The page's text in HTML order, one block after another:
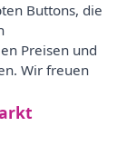
Buttons, die
Preisen und
Wir freuen